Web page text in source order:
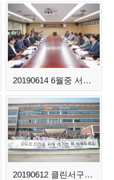
20190614 6월중 서구지역 유관기관장 간담회
20190612 클린서구 주차질서 확립 캠페인